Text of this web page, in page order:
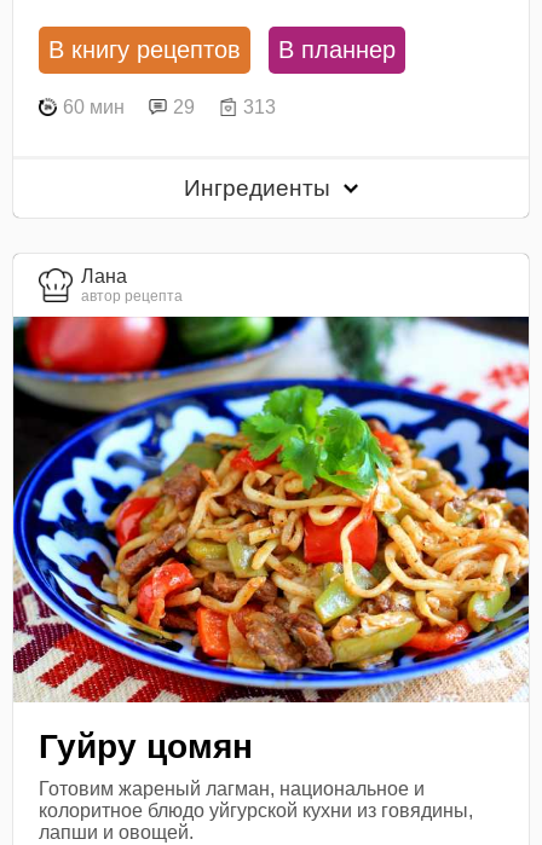
В книгу рецептов В планнер
60 мин 29 313
Ингредиенты
Лана
автор рецепта
Гуйру цомян
Готовим жареный лагман, национальное и
колоритное блюдо уйгурской кухни из говядины,
лапши и овощей.